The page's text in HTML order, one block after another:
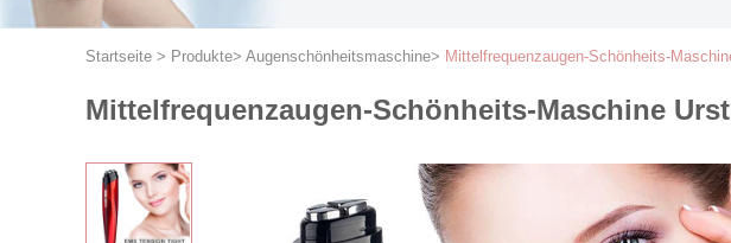
Startseite > Produkte> Augenschönheitsmaschine> Mittelfrequenzaugen-Schönheits-
Mittelfrequenzaugen-Schönheits-Maschine